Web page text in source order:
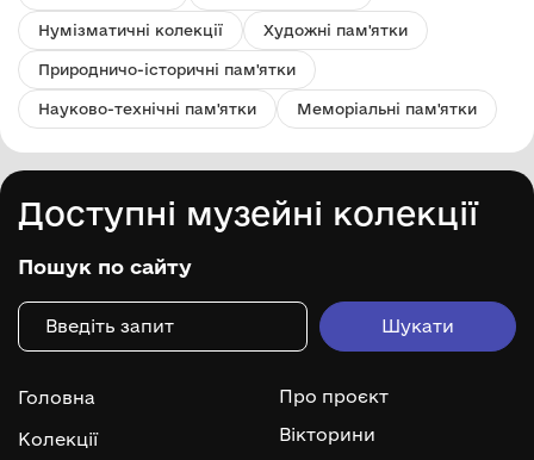
Нумізматичні колекції Художні пам'ятки
Природничо-історичні пам'ятки
Науково-технічні пам'ятки Меморіальні пам'ятки
Доступні музейні колекції
Пошук по сайту
Головна
Колекції
Про проєкт
Вікторини